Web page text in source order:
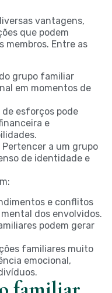
vantagens,
que podem
membros. Entre as
grupo familiar
em momentos de
de esforços pode
e
Pertencer a um grupo
de identidade e
e conflitos
dos envolvidos.
podem gerar
familiares muito
emocional,